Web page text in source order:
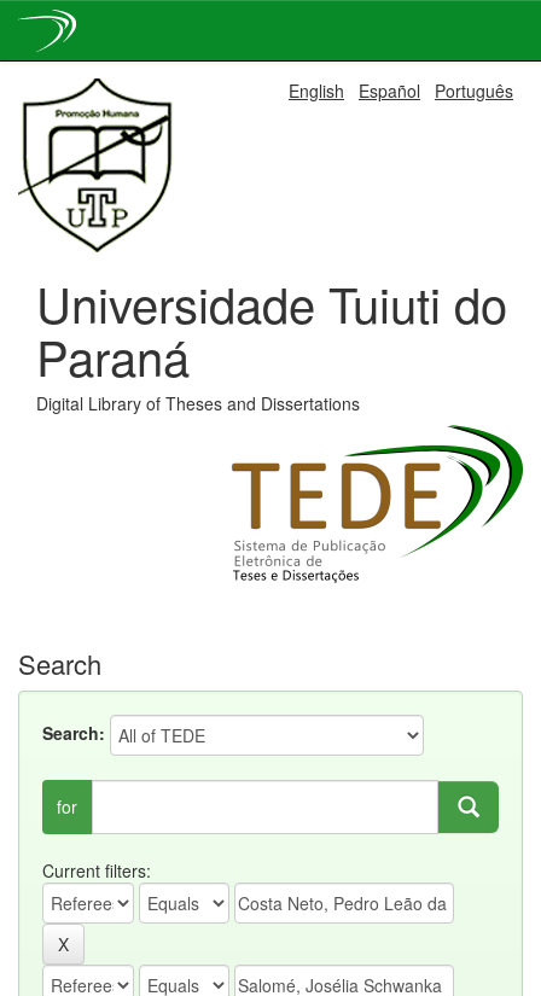
navigation
English Español Português
Universidade Tuiuti do
Paraná
Digital Library of Theses and Dissertations
Search
Search:
for
Current filters: